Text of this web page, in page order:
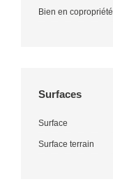
Bien en copropriété
Surfaces
Surface
Surface terrain